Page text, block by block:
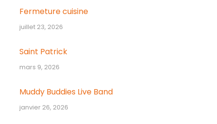
Fermeture cuisine
juillet 23, 2026
Saint Patrick
mars 9, 2026
Muddy Buddies Live Band
janvier 26, 2026